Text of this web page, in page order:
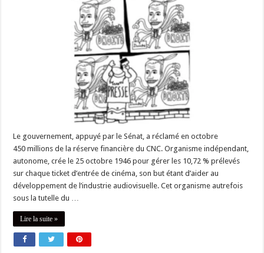
Le gouvernement, appuyé par le Sénat, a réclamé en octobre
450 millions de la réserve financière du CNC. Organisme indépendant,
autonome, crée le 25 octobre 1946 pour gérer les 10,72 % prélevés
sur chaque ticket d’entrée de cinéma, son but étant d’aider au
développement de l’industrie audiovisuelle. Cet organisme autrefois
sous la tutelle du …
Lire la suite »